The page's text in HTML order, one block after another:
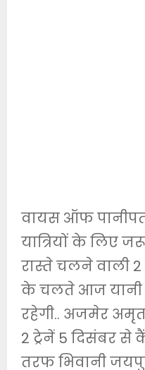
वायस ऑफ
यात्रियों के लिए
रास्ते चलने वाली
के चलते आज यानी
रहेगी.. अजमेर
2 ट्रेनें 5 दिसंबर से
तरफ भिवानी